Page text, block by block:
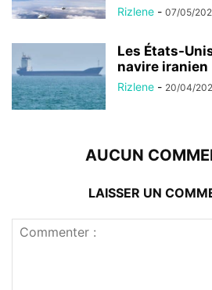
Rizlene - 07/05/
Les États-
navire iranien
Rizlene - 20/04/
AUCUN
LAISSER UN